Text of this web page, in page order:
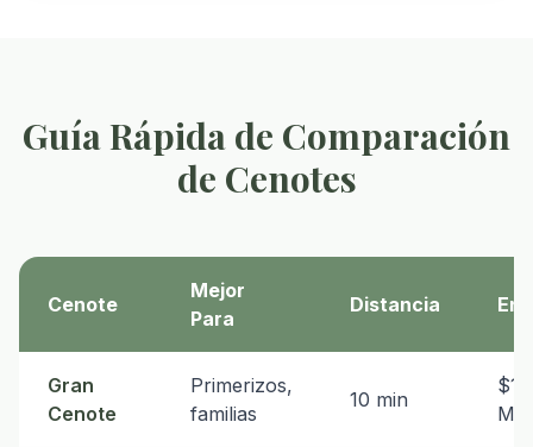
Guía Rápida de Comparación
de Cenotes
Cenote
Mejor
Para
Distancia
Gran
Cenote
Primerizos,
familias
10 min